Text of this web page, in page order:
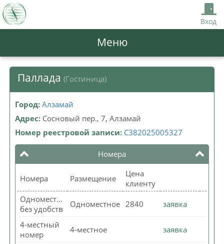
Вход
Меню
Паллада (Гостиница)
Город: Алзамай
Адрес: Сосновый пер., 7, Алзамай
Номер реестровой записи: С382025005327
Номера
Номера Размещение
Цена
клиенту
Одноместный
без удобств
Одноместное 2840 заявка
4-местный
номер
4-местное заявка